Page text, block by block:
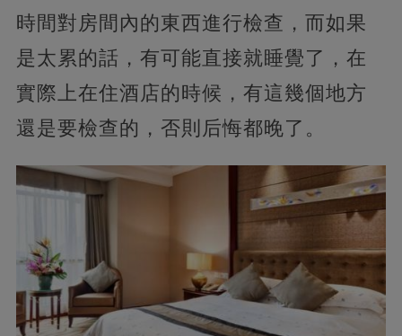
時間對房間內的東西進行檢查，而如果
是太累的話，有可能直接就睡覺了，在
實際上在住酒店的時候，有這幾個地方
還是要檢查的，否則后悔都晚了。